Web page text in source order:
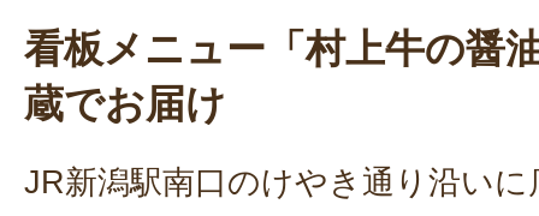
看板メニュー「村上牛の醤
蔵でお届け
JR新潟駅南口のけやき通り沿いに